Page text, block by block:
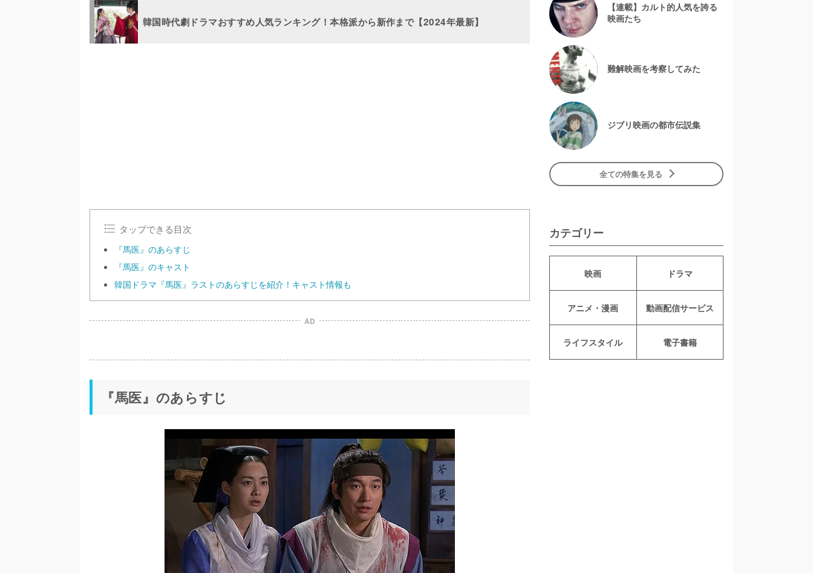
韓国時代劇ドラマおすすめ人気ランキング！本格派から新作まで【2024年最新】
タップできる目次
『馬医』のあらすじ
『馬医』のキャスト
韓国ドラマ『馬医』ラストのあらすじを紹介！キャスト情報も
AD
『馬医』のあらすじ
【連載】カルト的人気を誇る
映画たち
難解映画を考察してみた
ジブリ映画の都市伝説集
全ての特集を見る
カテゴリー
映画 ドラマ
アニメ・漫画 動画配信サービス
ライフスタイル 電子書籍